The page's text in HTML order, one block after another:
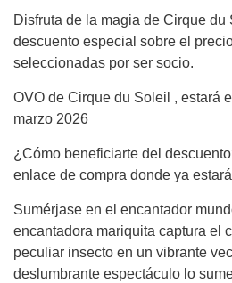
Disfruta de la magia de Cirque
descuento especial sobre el
seleccionadas por ser socio.
OVO de Cirque du Soleil , estará
marzo 2026
¿Cómo beneficiarte del
enlace de compra donde ya
Sumérjase en el encantador
encantadora mariquita captura el
peculiar insecto en un vibrante
deslumbrante espectáculo lo